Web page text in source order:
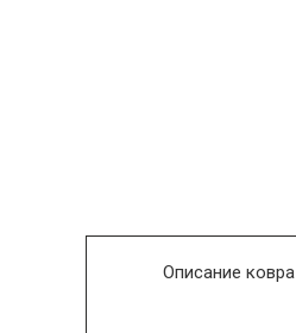
Описание ковра